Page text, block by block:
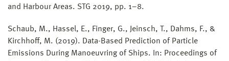
and Harbour Areas. STG 2019, pp. 1–8.
Schaub, M., Hassel, E., Finger, G., Jeinsch, T., Dahms, F., &
Kirchhoff, M. (2019). Data-Based Prediction of Particle
Emissions During Manoeuvring of Ships. In: Proceedings of